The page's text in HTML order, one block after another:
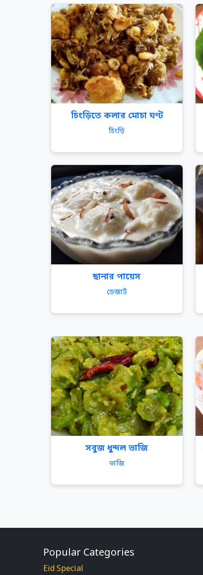
চিংড়িতে কলার মোচা ঘণ্ট
চিংড়ি
ছানার পায়েস
ডেজার্ট
সবুজ ধুন্দল ভাজি
ভাজি
Popular Categories
Eid Special